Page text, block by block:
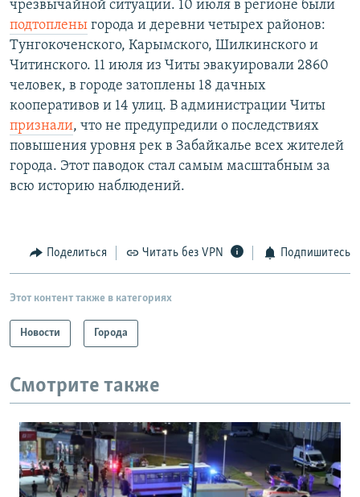
чрезвычайной ситуации. 10 июля в регионе были
подтоплены города и деревни четырех районов:
Тунгокоченского, Карымского, Шилкинского и
Читинского. 11 июля из Читы эвакуировали 2860
человек, в городе затоплены 18 дачных
кооперативов и 14 улиц. В администрации Читы
признали, что не предупредили о последствиях
повышения уровня рек в Забайкалье всех жителей
города. Этот паводок стал самым масштабным за
всю историю наблюдений.
Поделиться Читать без VPN Подпишитесь
Этот контент также в категориях
Новости Города
Смотрите также